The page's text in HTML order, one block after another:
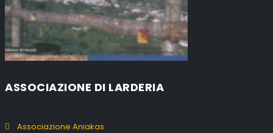
ASSOCIAZIONE DI LARDERIA
Associazione Aniakas